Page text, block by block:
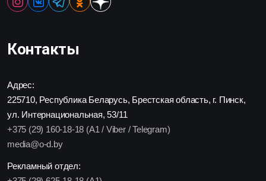
Контакты
Адрес:
225710, Республика Беларусь, Брестская область, г. Пинск,
ул. Интернациональная, 53/11
+375 (29) 160-18-18 (A1 / Viber / Telegram)
media@o-d.by
Рекламный отдел: